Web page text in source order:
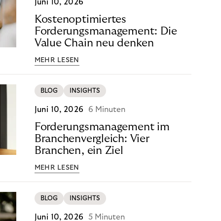
Juni 10, 2026
Kostenoptimiertes
Forderungsmanagement: Die
Value Chain neu denken
MEHR LESEN
BLOG INSIGHTS
Juni 10, 2026 6 Minuten
Forderungsmanagement im
Branchenvergleich: Vier
Branchen, ein Ziel
MEHR LESEN
BLOG INSIGHTS
Juni 10, 2026 5 Minuten